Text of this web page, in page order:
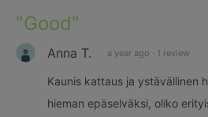
"Good"
Anna T. a year ago · 1 review
Kaunis kattaus ja ystävällinen
hieman epäselväksi, oliko